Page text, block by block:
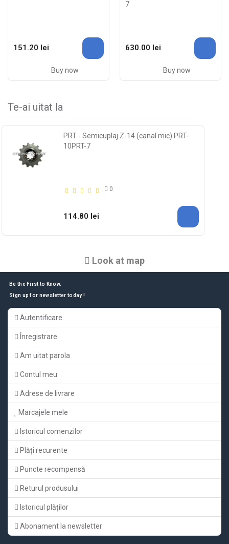
151.20 lei
Buy now
7
630.00 lei
Buy now
Te-ai uitat la
PRT - Semicuplaj Z-14 (canal mic) PRT-
10PRT-7
0
114.80 lei
Look at map
Be the First to Know.
Sign up for newsletter today !
Autentificare
Înregistrare
Am uitat parola
Contul meu
Adrese de livrare
Marcajele mele
Istoricul comenzilor
Plăți recurente
Puncte recompensă
Returul produsului
Istoricul plăților
Abonament la newsletter